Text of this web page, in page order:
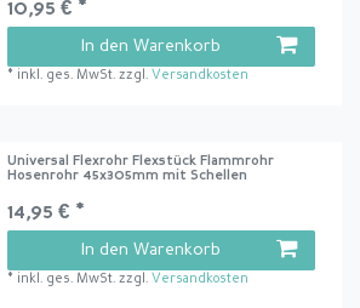
10,95 € *
In den Warenkorb
* inkl. ges. MwSt. zzgl. Versandkosten
Universal Flexrohr Flexstück Flammrohr
Hosenrohr 45x305mm mit Schellen
14,95 € *
In den Warenkorb
* inkl. ges. MwSt. zzgl. Versandkosten